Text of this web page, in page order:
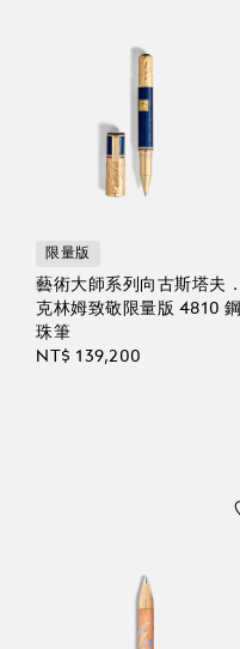
限量版
藝術大師系列向古斯塔夫．
克林姆致敬限量版 4810 鋼
珠筆
NT$ 139,200